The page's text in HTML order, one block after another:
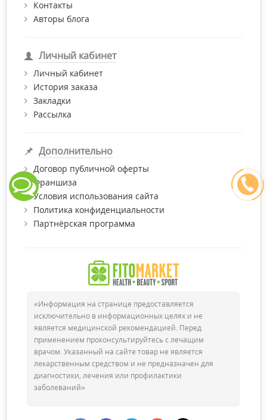
Контакты
Авторы блога
Личный кабинет
Личный кабинет
История заказа
Закладки
Рассылка
Дополнительно
Договор публичной оферты
Франшиза
Условия использования сайта
Политика конфиденциальности
Партнёрская программа
«Информация на странице предоставляется
исключительно в информационных целях и не
является медицинской рекомендацией. Перед
применением проконсультируйтесь с лечащим
врачом. Указанный на сайте товар не является
лекарственным средством и не предназначен для
диагностики, лечения или профилактики
заболеваний»